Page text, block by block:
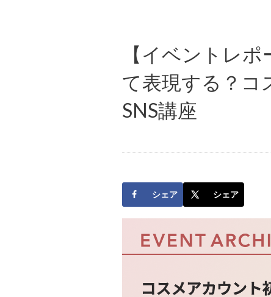
【イベントレ
て表現する？コ
SNS講座
シェア シェア